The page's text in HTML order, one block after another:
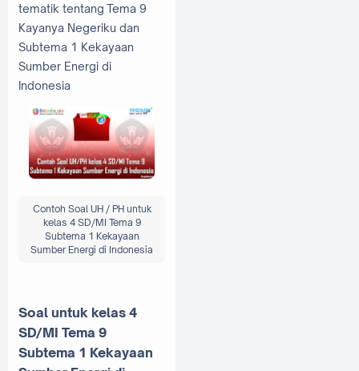
tematik tentang Tema 9
Kayanya Negeriku dan
Subtema 1 Kekayaan
Sumber Energi di
Indonesia
Contoh Soal UH / PH untuk
kelas 4 SD/MI Tema 9
Subtema 1 Kekayaan
Sumber Energi di Indonesia
Soal untuk kelas 4
SD/MI Tema 9
Subtema 1 Kekayaan